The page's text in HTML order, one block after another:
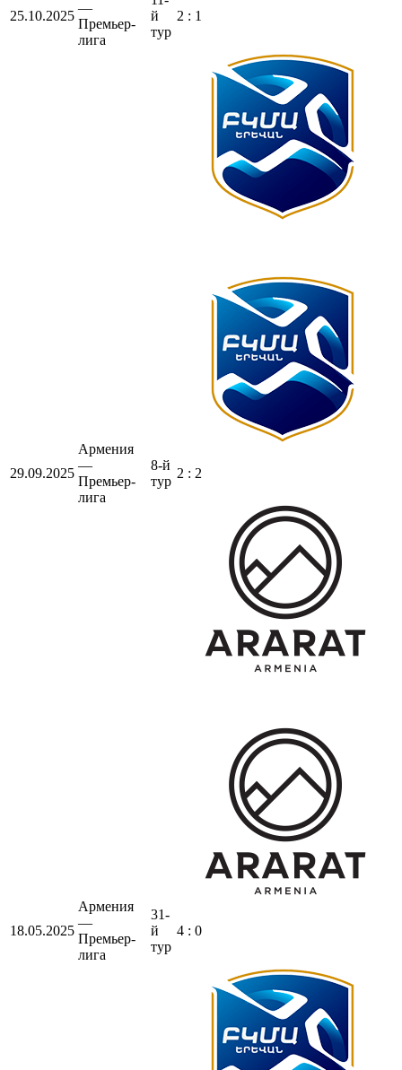
25.10.2025
—
Премьер-
лига
й
тур
2 : 1
29.09.2025
Армения
—
Премьер-
лига
8-й
тур
2 : 2
18.05.2025
Армения
—
Премьер-
лига
31-
й
тур
4 : 0